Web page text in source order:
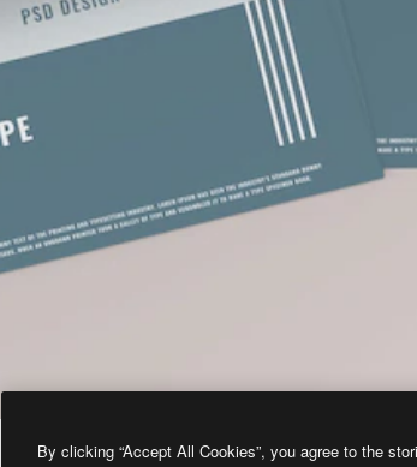
By clicking “Accept All Cookies”, you agree to the